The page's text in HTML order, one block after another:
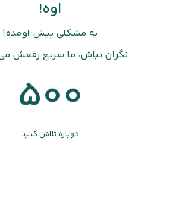
اوه!
یه مشکلی پیش اومده!
نگران نباش، ما سریع رفعش
500
دوباره تلاش کنید